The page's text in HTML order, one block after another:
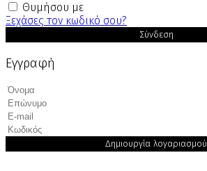
Θυμήσου με
Ξεχάσες τον κωδικό σου?
Σύνδεση
Εγγραφή
Δημιουργία λογαριασμού